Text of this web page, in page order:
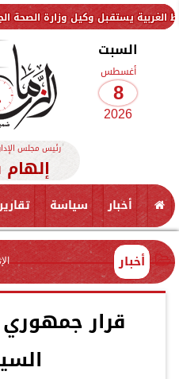
وكيل وزارة الصحة الجديدة
السبت
أغسطس
8
2026
رئيس مجلس
أخبار سياسة
أخبار
قرار